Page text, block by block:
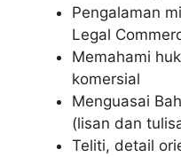
Pengalaman
Legal
Memahami
komersial
Menguasai
(lisan dan
Teliti, detail